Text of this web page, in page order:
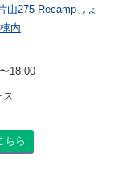
山275 Recampしょ
内
18:00
ス
ちら